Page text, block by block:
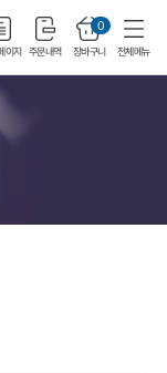
이지 주문내역 장바구니
0
전체메뉴